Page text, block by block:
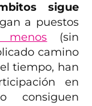
sigue
a puestos
menos (sin
camino
tiempo, han
en
consiguen